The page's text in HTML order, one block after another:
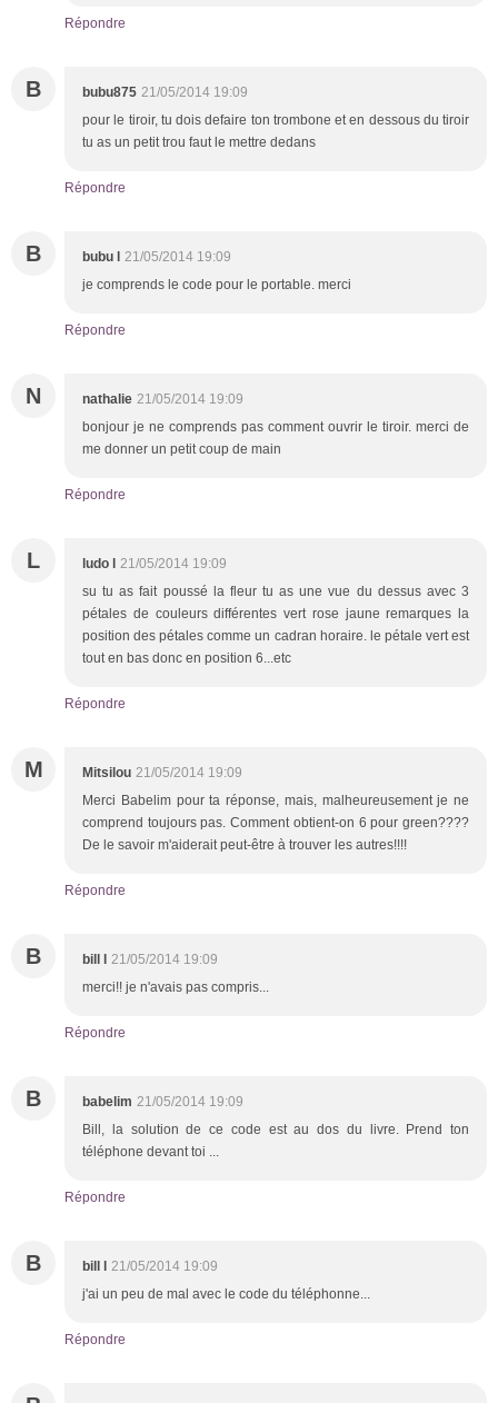
Répondre
B bubu875 21/05/2014 19:09
pour le tiroir, tu dois defaire ton trombone et en dessous du tiroir
tu as un petit trou faut le mettre dedans
Répondre
B bubu l 21/05/2014 19:09
je comprends le code pour le portable. merci
Répondre
N nathalie 21/05/2014 19:09
bonjour je ne comprends pas comment ouvrir le tiroir. merci de
me donner un petit coup de main
Répondre
L ludo l 21/05/2014 19:09
su tu as fait poussé la fleur tu as une vue du dessus avec 3
pétales de couleurs différentes vert rose jaune remarques la
position des pétales comme un cadran horaire. le pétale vert est
tout en bas donc en position 6...etc
Répondre
M Mitsilou 21/05/2014 19:09
Merci Babelim pour ta réponse, mais, malheureusement je ne
comprend toujours pas. Comment obtient-on 6 pour green????
De le savoir m'aiderait peut-être à trouver les autres!!!!
Répondre
B bill l 21/05/2014 19:09
merci!! je n'avais pas compris...
Répondre
B babelim 21/05/2014 19:09
Bill, la solution de ce code est au dos du livre. Prend ton
téléphone devant toi ...
Répondre
B bill l 21/05/2014 19:09
j'ai un peu de mal avec le code du téléphonne...
Répondre